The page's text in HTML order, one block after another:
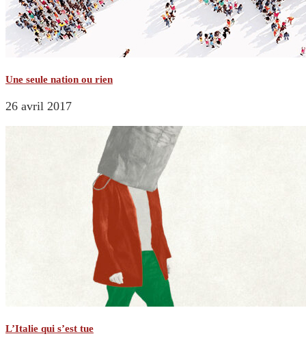
Une seule nation ou rien
26 avril 2017
L’Italie qui s’est tue